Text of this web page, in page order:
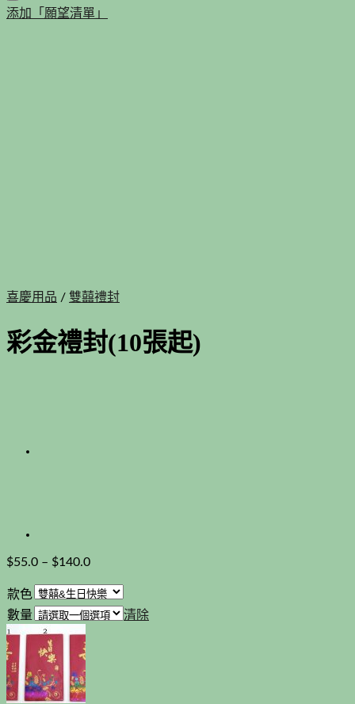
添加「願望清單」
喜慶用品 / 雙囍禮封
彩金禮封(10張起)
$55.0 – $140.0
款色
數量
清除